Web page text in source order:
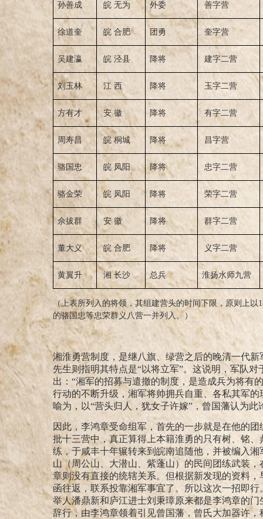
孙善成 皖 无为 外委 善字营
徐道奎 皖 合肥 团勇 奎字营
吴建瀛 皖 泾县 降将 建字二营
刘玉林 江 西 降将 玉字二营
方有才 安 徽 降将 有字二营
周寿昌 皖 桐城 降将 昌字营
骆国忠 皖 凤阳 降将 忠字二营
骆金荣 皖 凤阳 降将 荣字二营
佘拔群 安 徽 降将 群字二营
董大义 皖 合肥 降将 义字二营
黄翼升 湘 长沙 总兵 淮扬水师九营
（上表所列入的将领，其组建营头的时间下限，原则上
的骆国忠等忠荣群义八营一并列入。）
湘淮勇营制度，是继八旗、绿营之后的晚清一代
先生则指明其特点是“以将立军”。这说明，军队对
出：“湘军的招募与遣撤的制度，是造成兵为将有
行动的不断升级，湘军将帅拥兵自重、各私其军
喻为，以“营头归人，犹女子许嫁”，曾国藩认为此
因此，李鸿章受命组军，首先的一步就是在他的
批十三营中，真正算得上本籍淮勇的只有树、铭
练，于咸丰十年辗转来到皖南追随他，并被编入湘
山（周公山、大潜山、紫蓬山）的民间团练武装
章则没有直接的统辖关系。但根据新发现的资料
函往返，联系投靠湘军事宜了。
所以这次一招即
举人潘鼎新和庐江进士刘秉璋原来都是李鸿章的门
辞行，由李鸿章领着引见曾国藩，曾氏大加器许